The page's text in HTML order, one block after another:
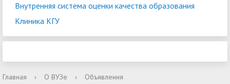
Внутренняя система оценки качества образования
Клиника КГУ
Главная › О ВУЗе › Объявления